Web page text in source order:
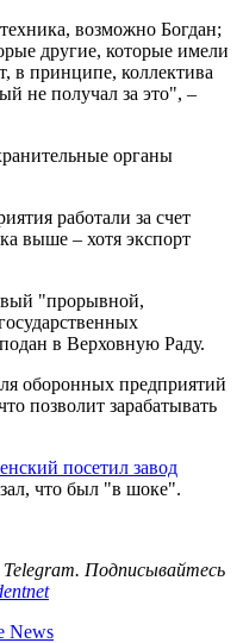
возможно Богдан;
другие, которые имели
в принципе, коллектива
не получал за это", –
органы
работали за счет
выше – хотя экспорт
"прорывной,
в Верховную Раду.
оборонных предприятий
позволит зарабатывать
посетил завод
что был "в шоке".
Telegram. Подписывайтесь
News